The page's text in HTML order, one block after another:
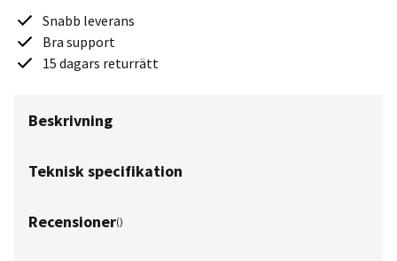
Snabb leverans
Bra support
15 dagars returrätt
Beskrivning
Teknisk specifikation
Recensioner()